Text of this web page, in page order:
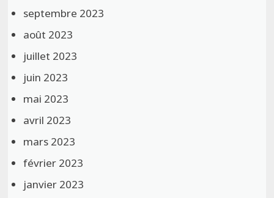
septembre 2023
août 2023
juillet 2023
juin 2023
mai 2023
avril 2023
mars 2023
février 2023
janvier 2023